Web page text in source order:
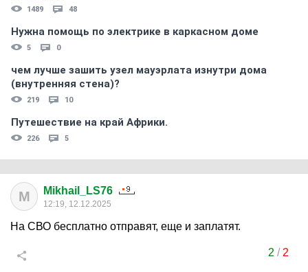
1489 48
Нужна помощь по электрике в каркасном доме
5 0
чем лучше зашить узел мауэрлата изнутри дома
(внутренняя стена)?
219 10
Путешествие на край Африки.
226 5
M Mikhail_LS76
12:19, 12.12.2025
На СВО бесплатно отправят, еще и заплатят.
2 / 2